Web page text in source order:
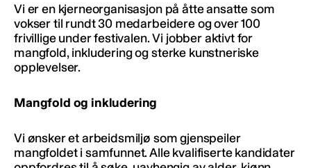
Vi er en kjerneorganisasjon på åtte ansatte som
vokser til rundt 30 medarbeidere og over 100
frivillige under festivalen. Vi jobber aktivt for
mangfold, inkludering og sterke kunstneriske
opplevelser.
Mangfold og inkludering
Vi ønsker et arbeidsmiljø som gjenspeiler
mangfoldet i samfunnet. Alle kvalifiserte kandidater